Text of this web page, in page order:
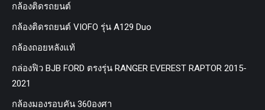
กล้องติดรถยนต์
กล้องติดรถยนต์ VIOFO รุ่น A129 Duo
กล้องถอยหลังแท้
กล่องฟิว BJB FORD ตรงรุ่น RANGER EVEREST RAPTOR 2015-
2021
กล้องมองรอบคัน 360องศา